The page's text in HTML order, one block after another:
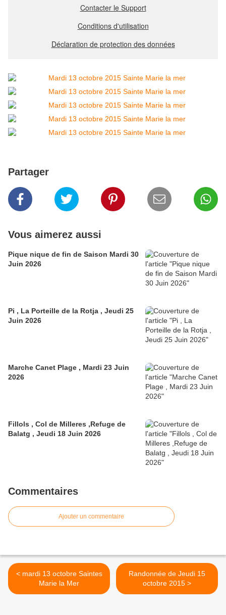
Partager
Vous aimerez aussi
Pique nique de fin de Saison Mardi 30
Juin 2026
Pi , La Porteille de la Rotja , Jeudi 25
Juin 2026
Marche Canet Plage , Mardi 23 Juin
2026
Fillols , Col de Milleres ,Refuge de
Balatg , Jeudi 18 Juin 2026
Commentaires
Ajouter un commentaire
< mardi 13 octobre Saintes
Marie la Mer
Randonnée de Jeudi 15
octobre 2015 >